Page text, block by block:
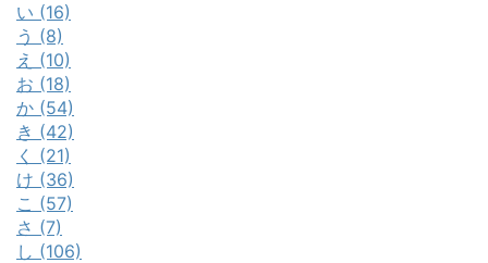
い (16)
う (8)
え (10)
お (18)
か (54)
き (42)
く (21)
け (36)
こ (57)
さ (7)
し (106)